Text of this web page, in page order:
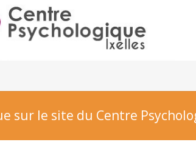
sur le site du Centre